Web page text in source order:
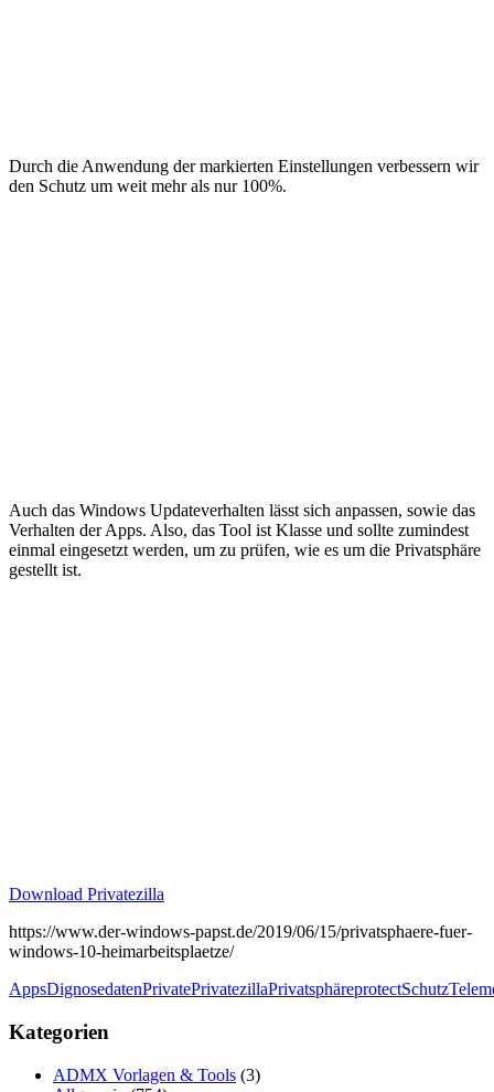
Durch die Anwendung der markierten Einstellungen verbessern wir
den Schutz um weit mehr als nur 100%.
Auch das Windows Updateverhalten lässt sich anpassen, sowie das
Verhalten der Apps. Also, das Tool ist Klasse und sollte zumindest
einmal eingesetzt werden, um zu prüfen, wie es um die Privatsphäre
gestellt ist.
Download Privatezilla
https://www.der-windows-papst.de/2019/06/15/privatsphaere-fuer-
windows-10-heimarbeitsplaetze/
AppsDignosedatenPrivatePrivatezillaPrivatsphäreprotectSchutz
Kategorien
ADMX Vorlagen & Tools (3)